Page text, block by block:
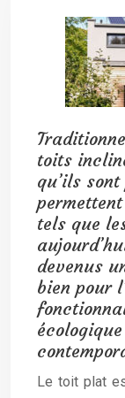
toits
qu’ils
tels que
devenus
bien pour
Le toit plat